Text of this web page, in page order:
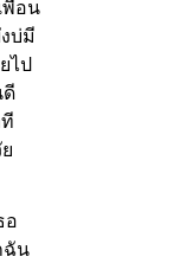
พื่อน
บ่มี
ไป
ดี
อ
ฉัน